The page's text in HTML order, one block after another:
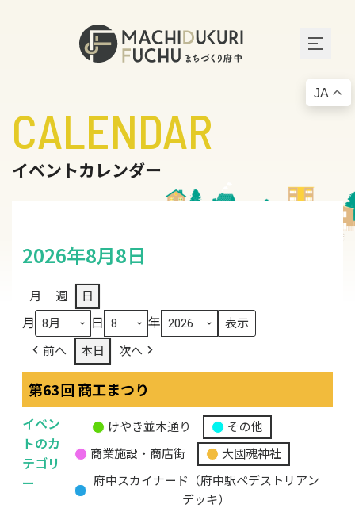
CALENDAR
イベントカレンダー
2026年8月8日
月 週 日
月 日 年
前へ 本日 次へ
第63回 商工まつり
イベン
トのカ
テゴリ
ー
題
カ
けやき並木通り
その他
商業施設・商店街
大國魂神社
府中スカイナード（府中駅ペデストリアン
デッキ）
JA